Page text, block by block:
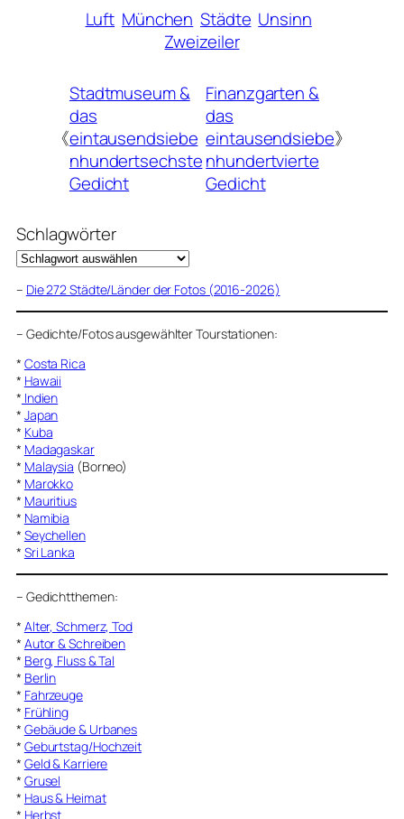
Luft München Städte Unsinn
Zweizeiler
《
Stadtmuseum &
das
eintausendsiebe
nhundertsechste
Gedicht
Finanzgarten &
das
eintausendsiebe
nhundertvierte
Gedicht
》
Schlagwörter
– Die 272 Städte/Länder der Fotos (2016-2026)
– Gedichte/Fotos ausgewählter Tourstationen:
* Costa Rica
* Hawaii
* Indien
* Japan
* Kuba
* Madagaskar
* Malaysia (Borneo)
* Marokko
* Mauritius
* Namibia
* Seychellen
* Sri Lanka
– Gedichtthemen:
* Alter, Schmerz, Tod
* Autor & Schreiben
* Berg, Fluss & Tal
* Berlin
* Fahrzeuge
* Frühling
* Gebäude & Urbanes
* Geburtstag/Hochzeit
* Geld & Karriere
* Grusel
* Haus & Heimat
* Herbst